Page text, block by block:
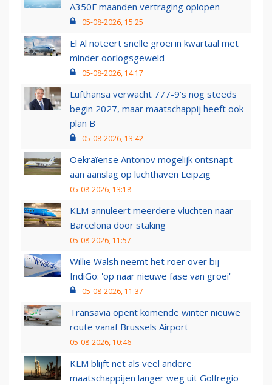
A350F maanden vertraging oplopen
05-08-2026, 15:25
El Al noteert snelle groei in kwartaal met
minder oorlogsgeweld
05-08-2026, 14:17
Lufthansa verwacht 777-9’s nog steeds
begin 2027, maar maatschappij heeft ook
plan B
05-08-2026, 13:42
Oekraïense Antonov mogelijk ontsnapt
aan aanslag op luchthaven Leipzig
05-08-2026, 13:18
KLM annuleert meerdere vluchten naar
Barcelona door staking
05-08-2026, 11:57
Willie Walsh neemt het roer over bij
IndiGo: 'op naar nieuwe fase van groei'
05-08-2026, 11:37
Transavia opent komende winter nieuwe
route vanaf Brussels Airport
05-08-2026, 10:46
KLM blijft net als veel andere
maatschappijen langer weg uit Golfregio